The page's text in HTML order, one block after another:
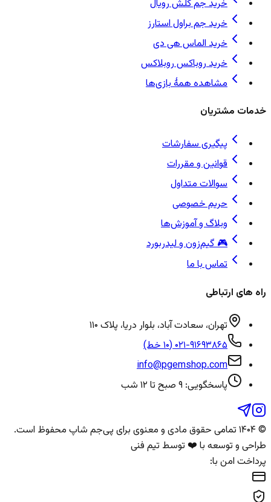
خرید جم کلش رویال
خرید جم براول استارز
خرید الماس هی دی
خرید روباکس روبلاکس
مشاهده همهٔ بازی‌ها
خدمات مشتریان
پیگیری سفارشات
قوانین و مقررات
سوالات متداول
حریم خصوصی
وبلاگ و آموزش‌ها
🎮 گیم‌زون و لیدربورد
تماس با ما
راه های ارتباطی
تهران، سعادت آباد، بلوار دریا، پلاک ۱۱۰
۰۲۱-۹۱۶۹۳۸۶۵ (۱۰ خط)
info@pgemshop.com
پاسخگویی: ۹ صبح تا ۱۲ شب
© ۱۴۰۴ تمامی حقوق مادی و معنوی برای پی‌جم شاپ محفوظ است.
طراحی و توسعه با ❤️ توسط تیم فنی
پرداخت امن با: